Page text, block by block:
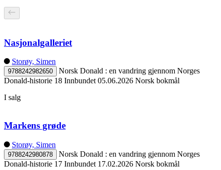
Nasjonalgalleriet
Storøy, Simen
9788242982650
Norsk Donald : en vandring gjennom Norges
Donald-historie 18 Innbundet 05.06.2026 Norsk bokmål
I salg
Markens grøde
Storøy, Simen
9788242980878
Norsk Donald : en vandring gjennom Norges
Donald-historie 17 Innbundet 17.02.2026 Norsk bokmål